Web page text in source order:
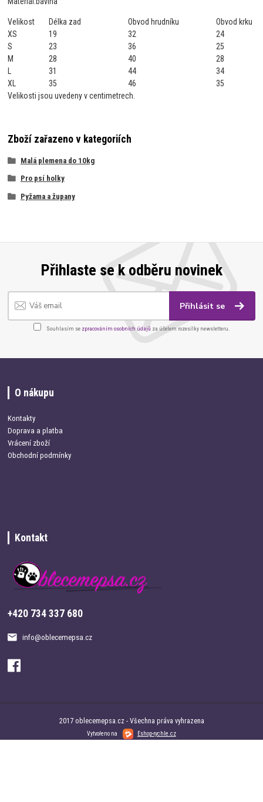
Velikost Délka zad Obvod hrudníku
Obvod krku
XS
19 32
24
S
23 36
25
M
28 40
28
31 44
34
XL
35 46
35
Velikosti jsou uvedeny v centimetrech.
Zboží zařazeno v kategoriích
Malá plemena do 10kg
Pro psí holky
Pyžama a župany
Přihlaste se k odběru novinek
Přihlásit se
Souhlasím se zpracováním osobních údajů za účelem rozesílky newsletteru.
O nákupu
Kontakty
Doprava a platba
Vrácení zboží
Obchodní podmínky
Kontakt
+420 734 337 680
info@oblecemepsa.cz
2017 oblecemepsa.cz - Všechna práva vyhrazena
Vytvořeno na Eshop-rychle.cz